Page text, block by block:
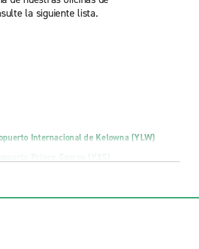
la siguiente lista.
Internacional de Kelowna (YLW)
Prince George (YXS)